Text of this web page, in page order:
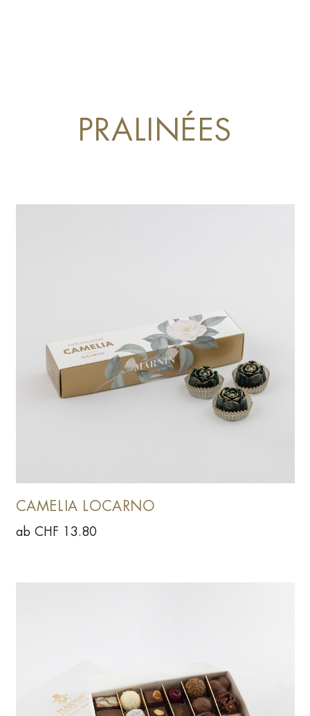
PRALINÉES
CAMELIA LOCARNO
ab CHF 13.80